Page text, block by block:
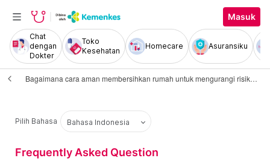
Masuk
Chat
dengan
Dokter
Toko
Kesehatan
Homecare Asuransiku
Bagaimana cara aman membersihkan rumah untuk mengurangi risiko Virus Hanta?
Frequently Asked Question
Pilih Bahasa Bahasa Indonesia